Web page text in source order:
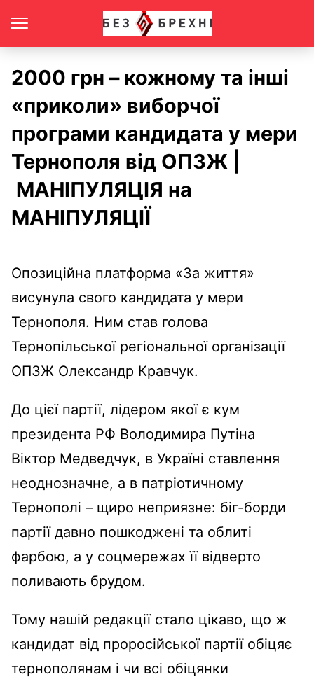
2000 грн – кожному та інші
«приколи» виборчої
програми кандидата у мери
Тернополя від ОПЗЖ |
МАНІПУЛЯЦІЯ на
МАНІПУЛЯЦІЇ
Опозиційна платформа «За життя»
висунула свого кандидата у мери
Тернополя. Ним став голова
Тернопільської регіональної організації
ОПЗЖ Олександр Кравчук.
До цієї партії, лідером якої є кум
президента РФ ‎Володимира Путіна
Віктор Медведчук, в Україні ставлення
неоднозначне, а в патріотичному
Тернополі – щиро неприязне: біг-борди
партії давно пошкоджені та облиті
фарбою, а у соцмережах її відверто
поливають брудом.
Тому нашій редакції стало цікаво, що ж
кандидат від проросійської партії обіцяє
тернополянам і чи всі обіцянки